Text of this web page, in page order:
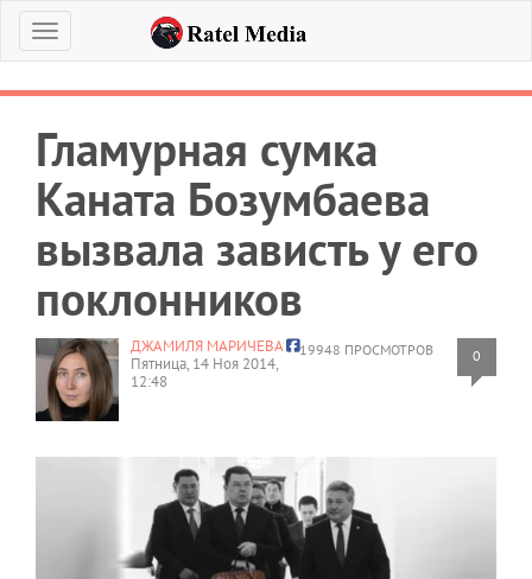
Меню
Гламурная сумка
Каната Бозумбаева
вызвала зависть у его
поклонников
19948 ПРОСМОТРОВ 0
ДЖАМИЛЯ МАРИЧЕВА
Пятница, 14 Ноя 2014,
12:48